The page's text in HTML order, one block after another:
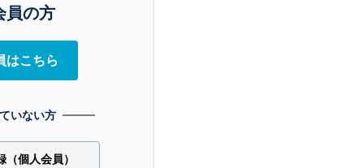
員の方
はこちら
いない方
個人会員）